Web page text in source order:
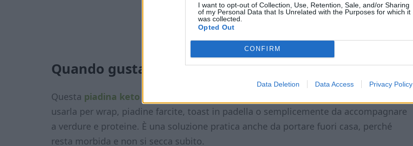
I want to opt-out of Collection, Use, Retention, Sale, and/or Sharing
of my Personal Data that Is Unrelated with the Purposes for which it
was collected.
Opted Out
CONFIRM
Data Deletion Data Access Privacy Policy
Quando gustarla
Questa piadina keto
usarla per wrap, piadine farcite, toast in padella o semplicemente da accompagnare
a verdure e proteine. È una soluzione pratica anche da portare fuori casa, perché
resta morbida e non si secca subito.